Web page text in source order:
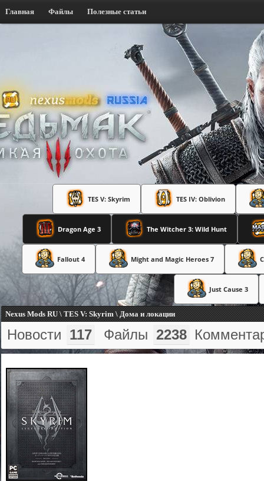
Главная Файлы Полезные статьи
TES V: Skyrim TES IV: Oblivion
Dragon Age 3 The Witcher 3: Wild Hunt
Fallout 4 Might and Magic Heroes 7
Just Cause 3
Nexus Mods RU \ TES V: Skyrim \ Дома и локации
Новости 117 Файлы 2238